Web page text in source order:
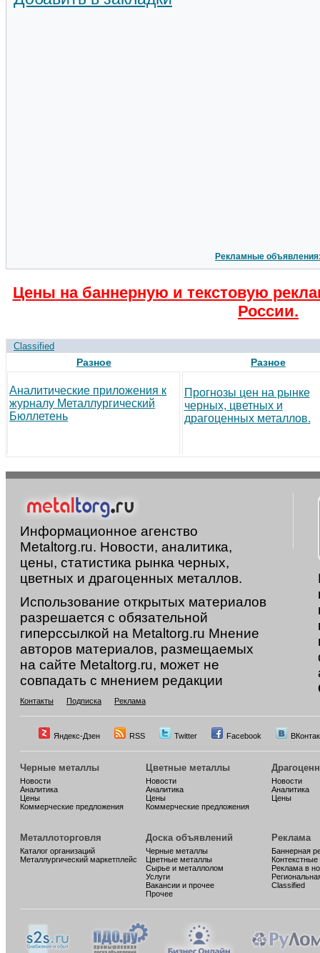
Рекламные
Цены на баннерную и текстовую
России.
Classified
Разное
Аналитические приложения к
журналу Металлургический
Бюллетень
Разное
Прогнозы цен на рынке
черных, цветных и
драгоценных металлов.
Информационное агенство
Metaltorg.ru. Новости, аналитика,
цены, статистика рынка черных,
цветных и драгоценных металлов.
Использование открытых материалов
разрешается с обязательной
гиперссылкой на Metaltorg.ru Мнение
авторов материалов, размещаемых
на сайте Metaltorg.ru, может не
совпадать с мнением редакции
Контакты Подписка Реклама
Яндекс-Дзен RSS Twitter Facebook
Черные металлы
Новости
Аналитика
Цены
Коммерческие предложения
Цветные металлы
Новости
Аналитика
Цены
Коммерческие предложения
Новости
Аналитика
Цены
Металлоторговля
Каталог организаций
Металлургический маркетплейс
Доска объявлений
Черные металлы
Цветные металлы
Сырье и металлолом
Услуги
Вакансии и прочее
Прочее
Реклама
Баннерная
Реклама в
Classified